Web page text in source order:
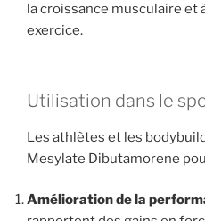
la croissance musculaire et
exercice.
Utilisation dans le
Les athlètes et les
Mesylate Dibutamorene
Amélioration de la